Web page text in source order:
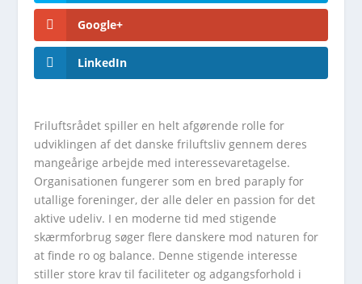
Google+
LinkedIn
Friluftsrådet spiller en helt afgørende rolle for
udviklingen af det danske friluftsliv gennem deres
mangeårige arbejde med interessevaretagelse.
Organisationen fungerer som en bred paraply for
utallige foreninger, der alle deler en passion for det
aktive udeliv. I en moderne tid med stigende
skærmforbrug søger flere danskere mod naturen for
at finde ro og balance. Denne stigende interesse
stiller store krav til faciliteter og adgangsforhold i